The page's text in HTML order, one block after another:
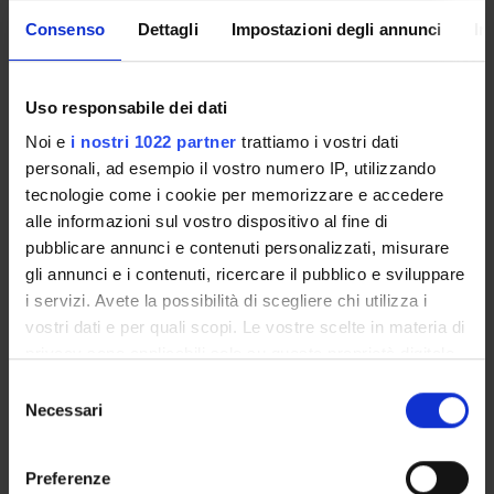
Consenso Dettagli Impostazioni degli annunci
Uso responsabile dei dati
Noi e i nostri 1022 partner trattiamo i vostri dati
personali, ad esempio il vostro numero IP, utilizzando
tecnologie come i cookie per memorizzare e accedere
alle informazioni sul vostro dispositivo al fine di
pubblicare annunci e contenuti personalizzati, misurare
gli annunci e i contenuti, ricercare il pubblico e sviluppare
i servizi. Avete la possibilità di scegliere chi utilizza i
vostri dati e per quali scopi. Le vostre scelte in materia di
modificare o revocare il proprio consenso in qualsiasi
momento dalla Dichiarazione sui cookie o facendo clic
delNecessari
Preferenze
Piani didattici
Bacheca avvisi
Organi collegiali e di governo
Rete formativa
Servizio Studenti Internazionali
OFFERTA FORMATIVA
CORSI DI LAUREA
CORSI DI LAUREA MAGISTRALE